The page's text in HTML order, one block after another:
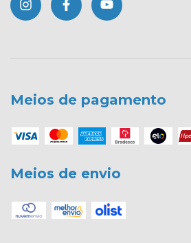
Meios de pagamento
Meios de envio